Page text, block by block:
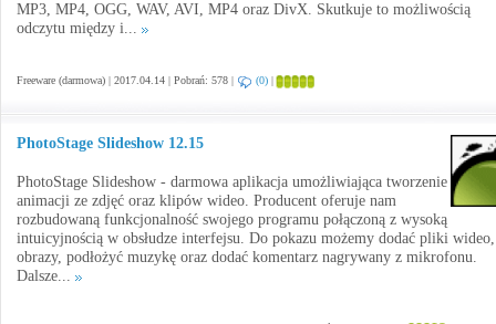
MP3, MP4, OGG, WAV, AVI, MP4 oraz DivX. Skutkuje to możliwością
odczytu między i...
Freeware (darmowa) | 2017.04.14 | Pobrań: 578 | (0) |
PhotoStage Slideshow 12.15
PhotoStage Slideshow - darmowa aplikacja umożliwiająca tworzenie
animacji ze zdjęć oraz klipów wideo. Producent oferuje nam
rozbudowaną funkcjonalność swojego programu połączoną z wysoką
intuicyjnością w obsłudze interfejsu. Do pokazu możemy dodać pliki wideo,
obrazy, podłożyć muzykę oraz dodać komentarz nagrywany z mikrofonu.
Dalsze...